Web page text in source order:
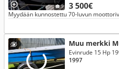
9 3 500€
Myydään kunnostettu 70-luvun
Muu merkki
Evinrude 15 Hp
1997